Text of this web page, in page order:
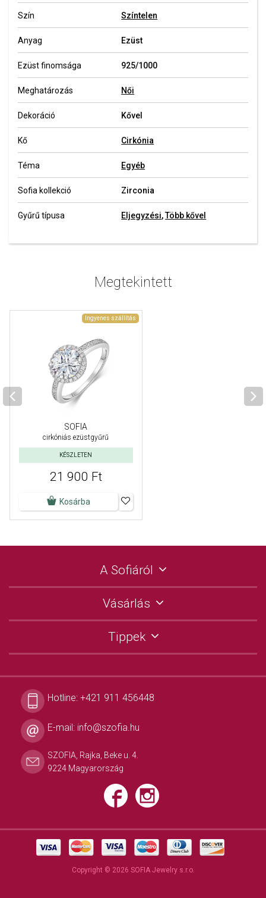
Szín Színtelen
Anyag Ezüst
Ezüst finomsága 925/1000
Meghatározás Női
Dekoráció Kővel
Kő Cirkónia
Téma Egyéb
Sofia kollekció Zirconia
Gyűrű típusa Eljegyzési,Több kővel
Megtekintett
Ingyenes szállítás
SOFIA
cirkóniás ezüstgyűrű
KÉSZLETEN
21 900 Ft
Kosárba
A Sofiáról
Vásárlás
Tippek
Hotline: +421 911 456448
E-mail: info@szofia.hu
SZOFIA, Rajka, Beke u. 4.
9224 Magyarország
Copyright © 2026 SOFIA Jewelry s.r.o.